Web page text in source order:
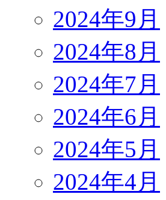
2024年9月
2024年8月
2024年7月
2024年6月
2024年5月
2024年4月